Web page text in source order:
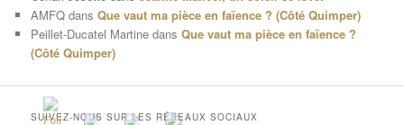
AMFQ dansQue vaut ma pièce en faïence ? (Côté Quimper)
Peillet-Ducatel Martine dansQue vaut ma pièce en faïence ?
(Côté Quimper)
SUIVEZ-NOUS SUR LES RÉSEAUX SOCIAUX